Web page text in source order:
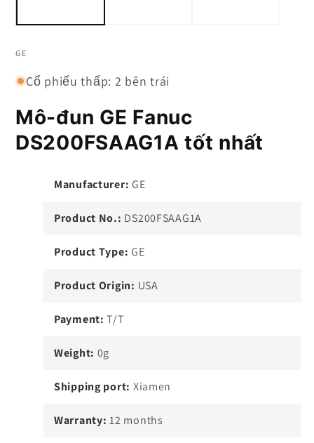
GE
Cổ phiếu thấp: 2 bên trái
Mô-đun GE Fanuc
DS200FSAAG1A tốt nhất
Manufacturer: GE
Product No.: DS200FSAAG1A
Product Type: GE
Product Origin: USA
Payment: T/T
Weight: 0g
Shipping port: Xiamen
Warranty: 12 months